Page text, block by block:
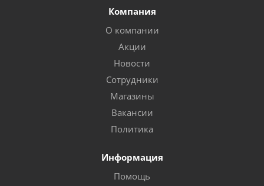
Компания
О компании
Акции
Новости
Сотрудники
Магазины
Вакансии
Политика
Информация
Помощь